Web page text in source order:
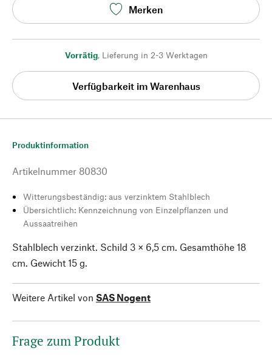
Merken
Vorrätig, Lieferung in 2-3 Werktagen
Verfügbarkeit im Warenhaus
Produktinformation
Artikelnummer 80830
Witterungsbeständig: aus verzinktem Stahlblech
Übersichtlich: Kennzeichnung von Einzelpflanzen und
Aussaatreihen
Stahlblech verzinkt. Schild 3 × 6,5 cm. Gesamthöhe 18
cm. Gewicht 15 g.
Weitere Artikel von SAS Nogent
Frage zum Produkt